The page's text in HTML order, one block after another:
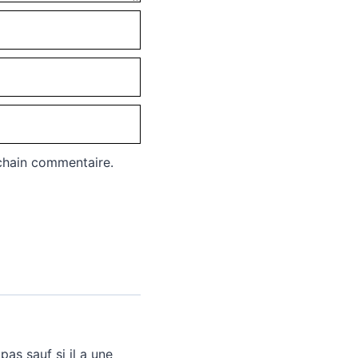
commentaire.
sauf si il a une